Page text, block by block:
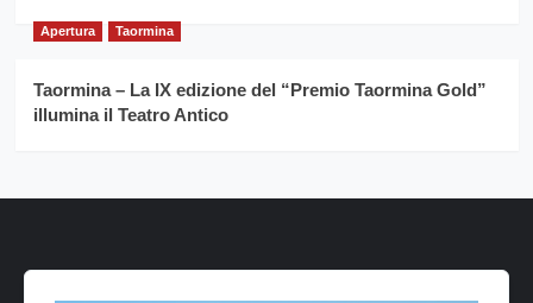
Apertura Taormina
Taormina – La IX edizione del “Premio Taormina Gold”
illumina il Teatro Antico